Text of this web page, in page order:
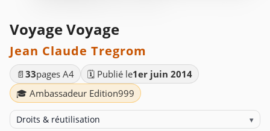
Voyage Voyage
Jean Claude Tregrom
📄 33pages A4 🗓️ Publié le1er juin 2014
🎓 Ambassadeur Edition999
Droits & réutilisation ▾